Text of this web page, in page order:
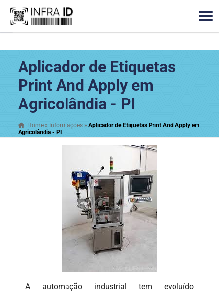
Aplicador de Etiquetas
Print And Apply em
Agricolândia - PI
Home » Informações »Aplicador de Etiquetas Print And Apply em
Agricolândia - PI
A automação industrial tem evoluído